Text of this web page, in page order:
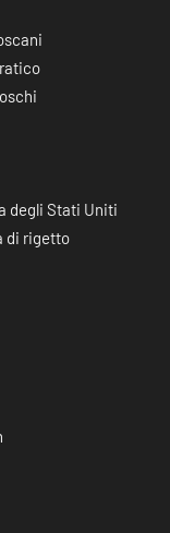
degli Stati Uniti
di rigetto